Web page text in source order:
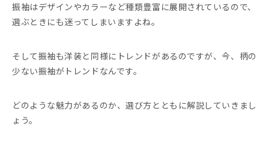
振袖はデザインやカラーなど種類豊富に展開されているので、
選ぶときにも迷ってしまいますよね。
そして振袖も洋装と同様にトレンドがあるのですが、今、柄の
少ない振袖がトレンドなんです。
どのような魅力があるのか、選び方とともに解説していきまし
ょう。